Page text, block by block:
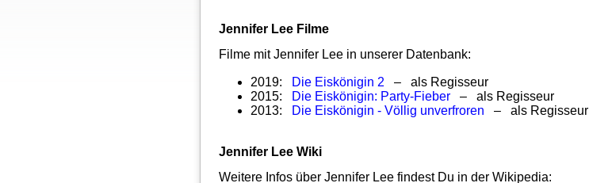
Jennifer Lee Filme
Filme mit Jennifer Lee in unserer Datenbank:
2019: Die Eiskönigin 2 – als Regisseur
2015: Die Eiskönigin: Party-Fieber – als Regisseur
2013: Die Eiskönigin - Völlig unverfroren – als Regisseur
Jennifer Lee Wiki
Weitere Infos über Jennifer Lee findest Du in der Wikipedia: